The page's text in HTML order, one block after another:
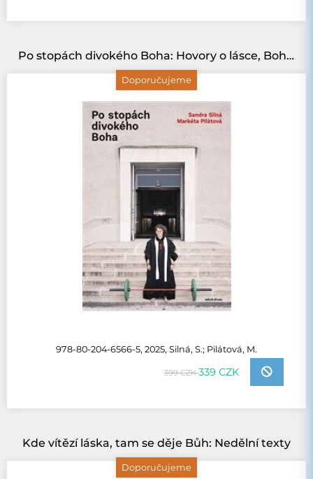
Doporučujeme
Po stopách divokého Boha: Hovory o lásce, Bohu i pivu
978-80-204-6566-5, 2025, Silná, S.; Pilátová, M.
399 CZK339 CZK
Doporučujeme
Kde vítězí láska, tam se děje Bůh: Nedělní texty